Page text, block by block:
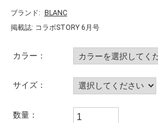
s
t
a
ブランド:
BLANC
掲載誌: コラボSTORY 6月号
カラー：
サイズ：
数量：